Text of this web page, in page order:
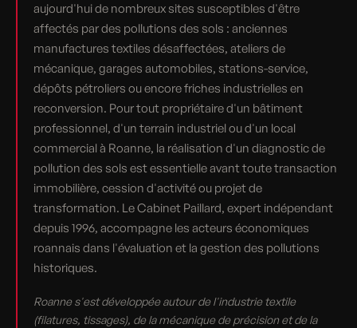
aujourd'hui de nombreux sites susceptibles d'être
affectés par des pollutions des sols : anciennes
manufactures textiles désaffectées, ateliers de
mécanique, garages automobiles, stations-service,
dépôts pétroliers ou encore friches industrielles en
reconversion. Pour tout propriétaire d'un bâtiment
professionnel, d'un terrain industriel ou d'un local
commercial à Roanne, la réalisation d'un diagnostic de
pollution des sols est essentielle avant toute transaction
immobilière, cession d'activité ou projet de
transformation. Le Cabinet Paillard, expert indépendant
depuis 1996, accompagne les acteurs économiques
roannais dans l'évaluation et la gestion des pollutions
historiques.
Roanne s'est développée autour de l'industrie textile
(filatures, tissages), de la mécanique de précision et de la